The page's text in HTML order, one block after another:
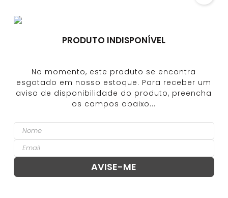
PRODUTO INDISPONÍVEL